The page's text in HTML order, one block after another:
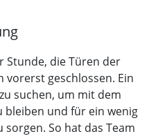
Stunde, die Türen der
vorerst geschlossen. Ein
suchen, um mit dem
bleiben und für ein wenig
So hat das Team